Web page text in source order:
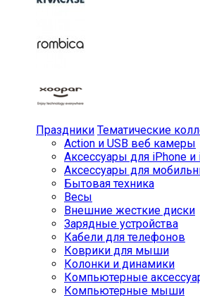
Праздники Тематические
Action и USB веб камеры
Аксессуары для iPhone и
Аксессуары для
Бытовая техника
Весы
Внешние жесткие диски
Зарядные устройства
Кабели для телефонов
Коврики для мыши
Колонки и динамики
Компьютерные
Компьютерные мыши